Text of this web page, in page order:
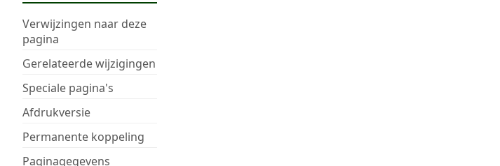
Verwijzingen naar deze
pagina
Gerelateerde wijzigingen
Speciale pagina's
Afdrukversie
Permanente koppeling
Paginagegevens